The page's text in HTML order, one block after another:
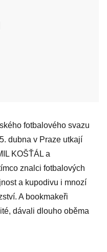
fotbalového svazu
dubna v Praze utkají
KOŠŤÁL a
znalci fotbalových
a kupodivu i mnozí
A bookmakeři
dávali dlouho oběma